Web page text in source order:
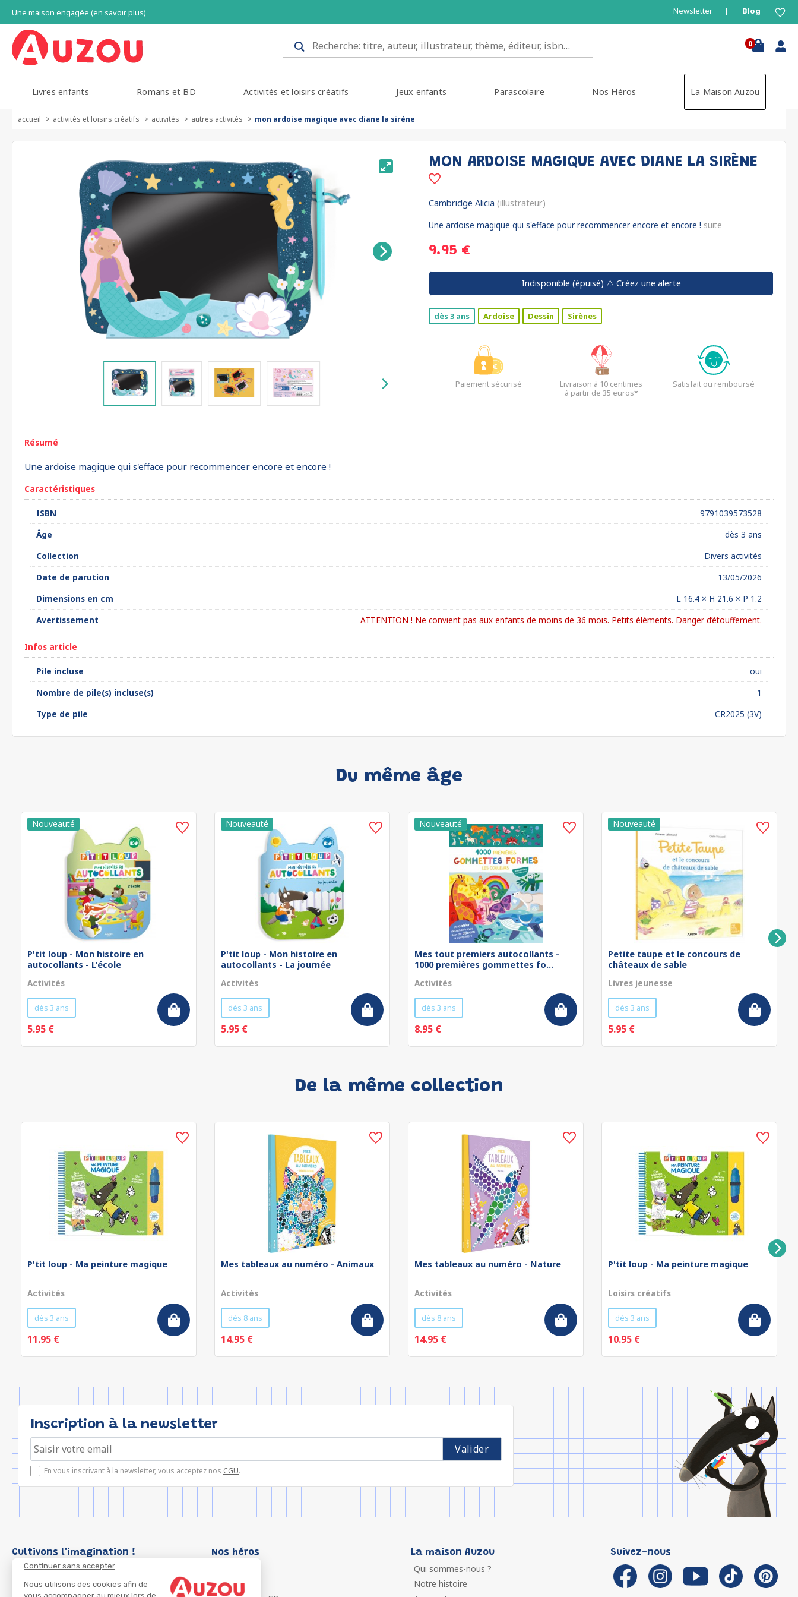
Continuer sans accepter
Nous utilisons des cookies afin de
vous accompagner au mieux lors de
Une maison engagée (en savoir plus) Newsletter Blog
0
Livres enfants Romans et BD Activités et loisirs créatifs Jeux enfants Parascolaire Nos Héros La Maison Auzou
accueil activités et loisirs créatifs activités autres activités mon ardoise magique avec diane la sirène
MON ARDOISE MAGIQUE AVEC DIANE LA SIRÈNE
Cambridge Alicia (illustrateur)
Une ardoise magique qui s'efface pour recommencer encore et encore ! suite
9.95 €
Indisponible (épuisé) ⚠️ Créez une alerte
dès 3 ans Ardoise Dessin Sirènes
Paiement sécurisé
Livraison à 10 centimes
à partir de 35 euros*
Satisfait ou remboursé
Résumé
Une ardoise magique qui s'efface pour recommencer encore et encore !
Caractéristiques
ISBN
9791039573528
Âge
dès 3 ans
Collection
Divers activités
Date de parution
13/05/2026
Dimensions en cm
L 16.4 × H 21.6 × P 1.2
Avertissement
ATTENTION ! Ne convient pas aux enfants de moins de 36 mois. Petits éléments. Danger d’étouffement.
Infos article
Pile incluse
oui
Nombre de pile(s) incluse(s)
1
Type de pile
CR2025 (3V)
Du même âge
P'tit loup - Mon histoire en
autocollants - L'école
Activités
dès 3 ans
5.95 €
P'tit loup - Mon histoire en
autocollants - La journée
Activités
dès 3 ans
5.95 €
Mes tout premiers autocollants -
1000 premières gommettes fo...
Activités
dès 3 ans
8.95 €
Petite taupe et le concours de
châteaux de sable
Livres jeunesse
dès 3 ans
5.95 €
De la même collection
P'tit loup - Ma peinture magique
Activités
dès 3 ans
11.95 €
Mes tableaux au numéro - Animaux
Activités
dès 8 ans
14.95 €
Mes tableaux au numéro - Nature
Activités
dès 8 ans
14.95 €
P'tit loup - Ma peinture magique
Loisirs créatifs
dès 3 ans
10.95 €
Inscription à la newsletter
En vous inscrivant à la newsletter, vous acceptez nos CGU.
Cultivons l'imagination ! Nos héros
P'tit Loup
La maison Auzou
Qui sommes-nous ?
Notre histoire
Suivez-nous